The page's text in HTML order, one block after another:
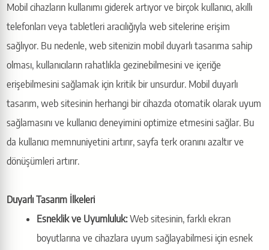
Mobil cihazların kullanımı giderek artıyor ve birçok kullanıcı, akıllı
telefonları veya tabletleri aracılığıyla web sitelerine erişim
sağlıyor. Bu nedenle, web sitenizin mobil duyarlı tasarıma sahip
olması, kullanıcıların rahatlıkla gezinebilmesini ve içeriğe
erişebilmesini sağlamak için kritik bir unsurdur. Mobil duyarlı
tasarım, web sitesinin herhangi bir cihazda otomatik olarak uyum
sağlamasını ve kullanıcı deneyimini optimize etmesini sağlar. Bu
da kullanıcı memnuniyetini artırır, sayfa terk oranını azaltır ve
dönüşümleri artırır.
Duyarlı Tasarım İlkeleri
Esneklik ve Uyumluluk:Web sitesinin, farklı ekran
boyutlarına ve cihazlara uyum sağlayabilmesi için esnek